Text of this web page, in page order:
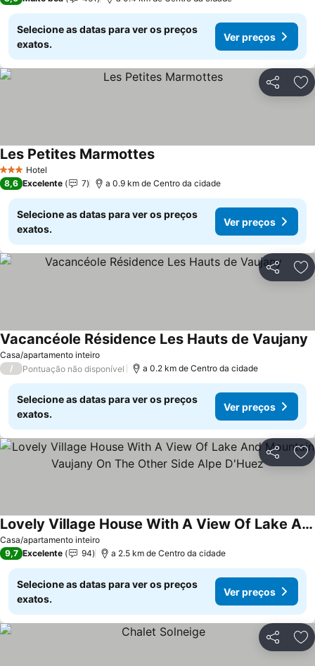
Selecione as datas para ver os preços
exatos.
Ver preços
Partilhar
3 EstrelasHotel
Les Petites Marmottes
8,6 Excelente 7 a 0.9 km de Centro da cidade
Selecione as datas para ver os preços
exatos.
Ver preços
Partilhar
Casa/apartamento inteiro
Vacancéole Résidence Les Hauts de Vaujany
/ Pontuação não disponível a 0.2 km de Centro da cidade
Selecione as datas para ver os preços
exatos.
Ver preços
Partilhar
Casa/apartamento inteiro
Lovely Village House With A View Of Lake And Mountain Vaujany On The Other Side Alpe D'Huez
9,7 Excelente 94 a 2.5 km de Centro da cidade
Selecione as datas para ver os preços
exatos.
Ver preços
Partilhar